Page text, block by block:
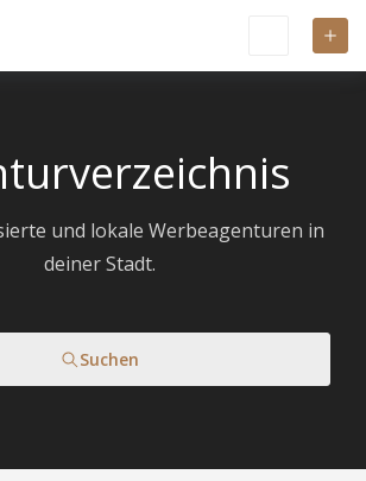
und lokale Werbeagenturen in
deiner Stadt.
Suchen